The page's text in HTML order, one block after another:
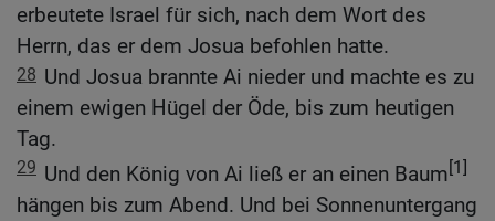
erbeutete Israel für sich, nach dem Wort des
Herrn, das er dem Josua befohlen hatte.
28 Und Josua brannte Ai nieder und machte es zu
einem ewigen Hügel der Öde, bis zum heutigen
Tag.
29 Und den König von Ai ließ er an einen Baum[1]
hängen bis zum Abend. Und bei Sonnenuntergang